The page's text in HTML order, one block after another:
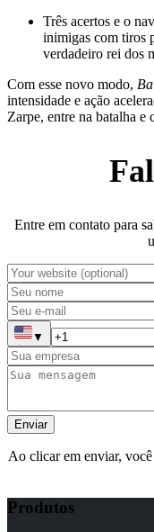
Três acertos e o
inimigas com tiros
verdadeiro rei dos
Com esse novo modo,
intensidade e ação
Zarpe, entre na batalha e
Entre em contato para
▼
Enviar
Ao clicar em enviar,
Produtos